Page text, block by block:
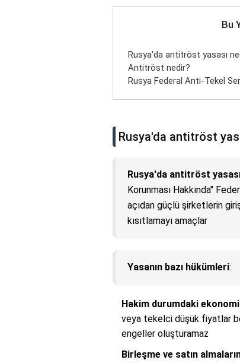
Bu
Rusya'da antitröst yasası
Antitröst nedir?
Rusya Federal Anti-Tekel
Rusya'da antitröst
Rusya'da antitröst
Korunması Hakkında"
açıdan güçlü şirketlerin
kısıtlamayı amaçlar
Yasanın bazı hükümleri:
Hakim durumdaki
veya tekelci düşük fiyatlar
engeller oluşturamaz
Birleşme ve satın